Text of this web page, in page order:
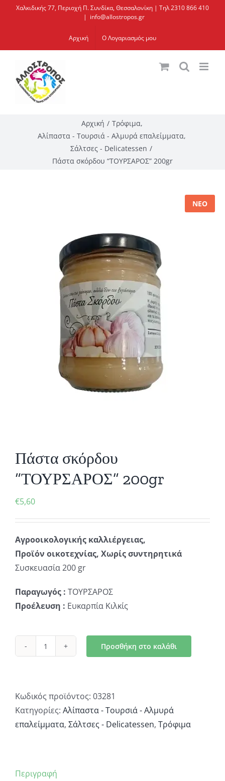
Μετάβαση
Χαλκιδικής 77, Περιοχή Π. Συνδίκα, Θεσσαλονίκη | Τηλ 2310 866 410
| info@allostropos.gr
Αρχική Ο Λογαριασμός μου
Αρχική
Τρόφιμα
Αλίπαστα - Τουρσιά - Αλμυρά επαλείμματα
Σάλτσες - Delicatessen
Πάστα σκόρδου “ΤΟΥΡΣΑΡΟΣ” 200gr
ΝΕΟ
Πάστα σκόρδου
“ΤΟΥΡΣΑΡΟΣ” 200gr
€5,60
Αγροοικολογικής καλλιέργειας,
Προϊόν οικοτεχνίας, Χωρίς συντηρητικά
Συσκευασία 200 gr
Παραγωγός : ΤΟΥΡΣΑΡΟΣ
Προέλευση : Ευκαρπία Κιλκίς
Πάστα
200gr
ποσότητα
Προσθήκη στο καλάθι
Κωδικός προϊόντος: 03281
Κατηγορίες: Αλίπαστα - Τουρσιά - Αλμυρά
επαλείμματα, Σάλτσες - Delicatessen, Τρόφιμα
Περιγραφή